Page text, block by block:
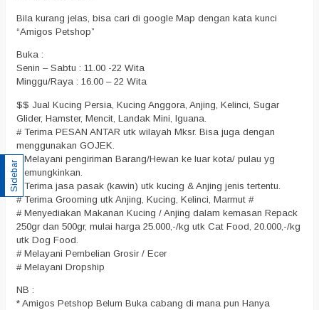
Bila kurang jelas, bisa cari di google Map dengan kata kunci
“Amigos Petshop”
Buka :
Senin – Sabtu : 11.00 -22 Wita
Minggu/Raya : 16.00 – 22 Wita
$$ Jual Kucing Persia, Kucing Anggora, Anjing, Kelinci, Sugar
Glider, Hamster, Mencit, Landak Mini, Iguana.
# Terima PESAN ANTAR utk wilayah Mksr. Bisa juga dengan
menggunakan GOJEK.
# Melayani pengiriman Barang/Hewan ke luar kota/ pulau yg
memungkinkan.
# Terima jasa pasak (kawin) utk kucing & Anjing jenis tertentu.
# Terima Grooming utk Anjing, Kucing, Kelinci, Marmut #
# Menyediakan Makanan Kucing / Anjing dalam kemasan Repack
250gr dan 500gr, mulai harga 25.000,-/kg utk Cat Food, 20.000,-/kg
utk Dog Food.
# Melayani Pembelian Grosir / Ecer
# Melayani Dropship
NB :
* Amigos Petshop Belum Buka cabang di mana pun Hanya
Sidebar